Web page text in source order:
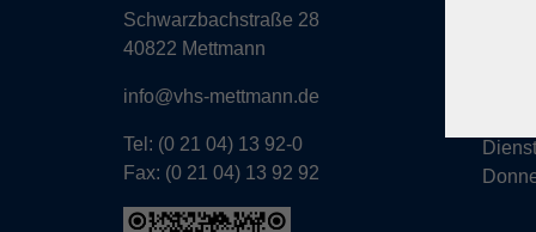
Schwarzbachstraße 28
40822 Mettmann
info@vhs-mettmann.de
Tel: (0 21 04) 13 92-0
Fax: (0 21 04) 13 92 92